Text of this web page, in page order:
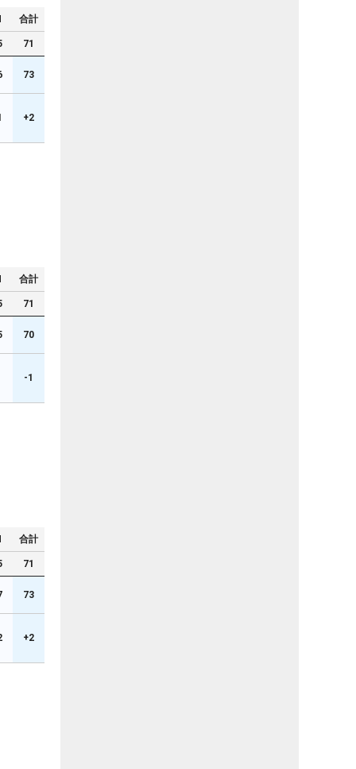
合計
71
73
+2
合計
71
70
-1
合計
71
73
+2